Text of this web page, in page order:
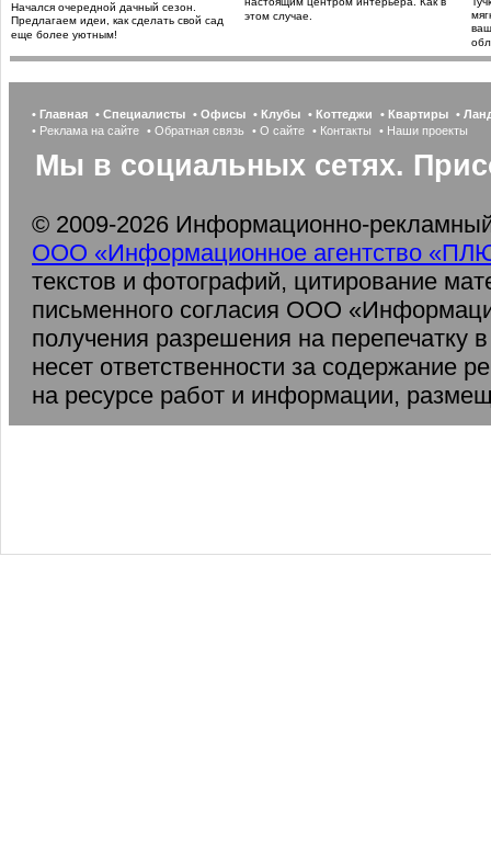
Начался очередной дачный сезон.
Предлагаем идеи, как сделать свой сад
еще более уютным!
этом случае.
• Главная • Специалисты • Офисы • Клубы • Коттеджи • Квартиры •
• Реклама на сайте • Обратная связь • О сайте • Контакты • Наши проекты
Мы в социальных сетях.
© 2009-2026 Информационно-
ООО «Информационное агентство
текстов и фотографий, цитирование
письменного согласия ООО
получения разрешения на перепечатку
несет ответственности за содержание
на ресурсе работ и информации,